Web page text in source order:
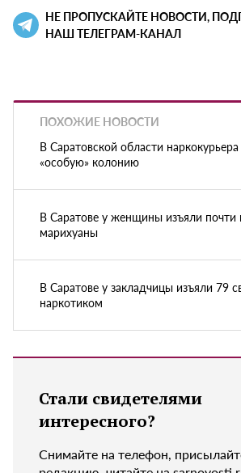
НЕ ПРОПУСКАЙТЕ НОВОСТИ,
НАШ ТЕЛЕГРАМ-КАНАЛ
ПОХОЖИЕ НОВОСТИ
В Саратовской области
«особую» колонию
В Саратове у женщины изъяли почти
марихуаны
В Саратове у закладчицы изъяли 79
наркотиком
Стали свидетелями
интересного?
Снимайте на телефон,